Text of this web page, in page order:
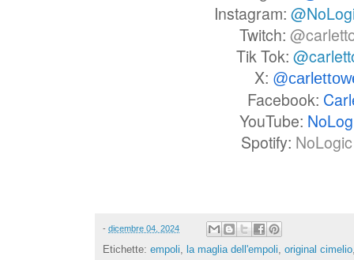
Instagram:
Twitch:
Tik Tok:
X:
Facebook:
YouTube:
Spotify:
- dicembre 04, 2024
Etichette: empoli, la maglia dell'empoli, original cimelio